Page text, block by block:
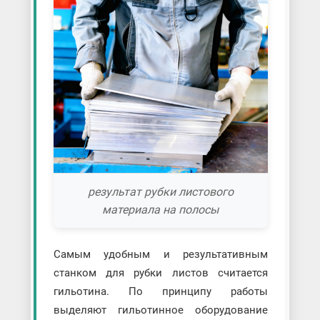
результат рубки листового
материала на полосы
Самым удобным и результативным
станком для рубки листов считается
гильотина. По принципу работы
выделяют гильотинное оборудование